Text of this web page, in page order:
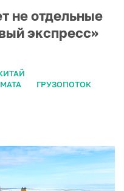
не отдельные
экспресс»
ГРУЗОПОТОК